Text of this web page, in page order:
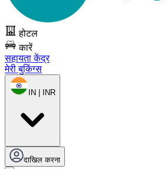
होटल
कारें
सहायता केंद्र
मेरी बुकिंग्स
IN | INR
दाखिल करना